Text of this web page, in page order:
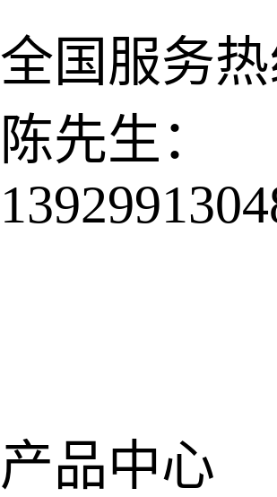
全国服务
陈先生：
产品中心